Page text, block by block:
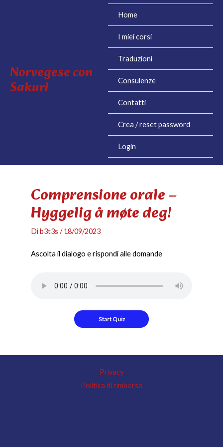
Norvegese con
Sakuri
Home
I miei corsi
Traduzioni
Consulenze
Contatti
Crea / reset password
Login
Comprensione orale –
Hyggelig å møte deg!
Dib3t3s/18/09/2023
Ascolta il dialogo e rispondi alle domande
Privacy
Politica di rimborso